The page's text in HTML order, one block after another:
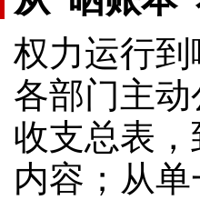
权力运行
各部门主
收支总表
内容；从